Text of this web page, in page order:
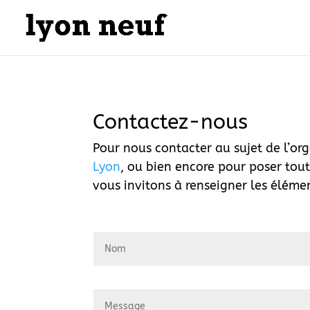
Contactez-nous
Pour nous contacter au sujet de
Lyon, ou bien encore pour poser
vous invitons à renseigner les